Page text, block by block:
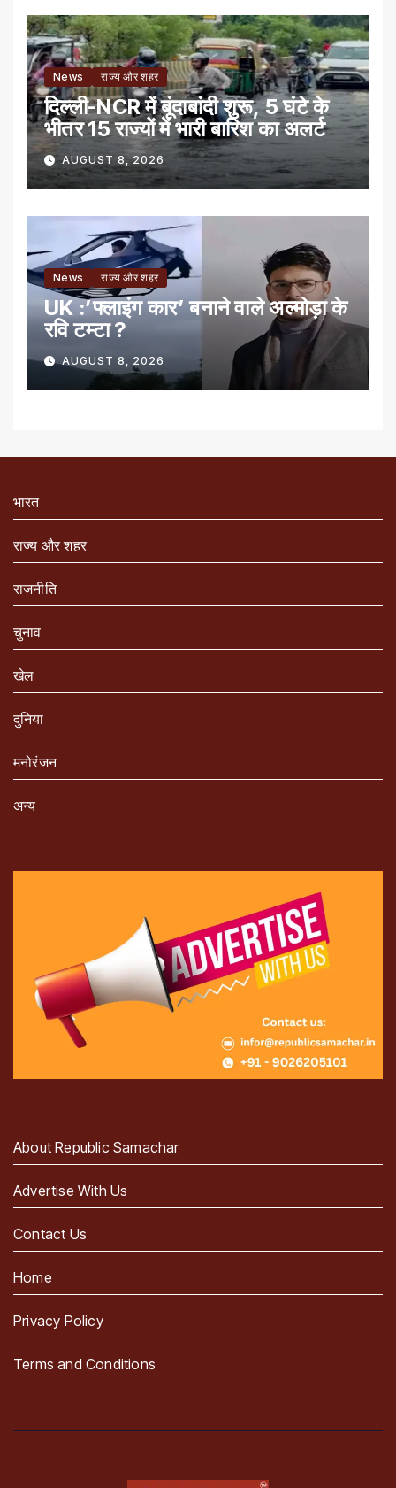
News राज्य और शहर
दिल्ली-NCR में बूंदाबांदी शुरू, 5 घंटे के
भीतर 15 राज्यों में भारी बारिश का अलर्ट
AUGUST 8, 2026
News राज्य और शहर
UK :’फ्लाइंग कार’ बनाने वाले अल्मोड़ा के
रवि टम्टा ?
AUGUST 8, 2026
भारत
राज्य और शहर
राजनीति
चुनाव
खेल
दुनिया
मनोरंजन
अन्य
About Republic Samachar
Advertise With Us
Contact Us
Home
Privacy Policy
Terms and Conditions